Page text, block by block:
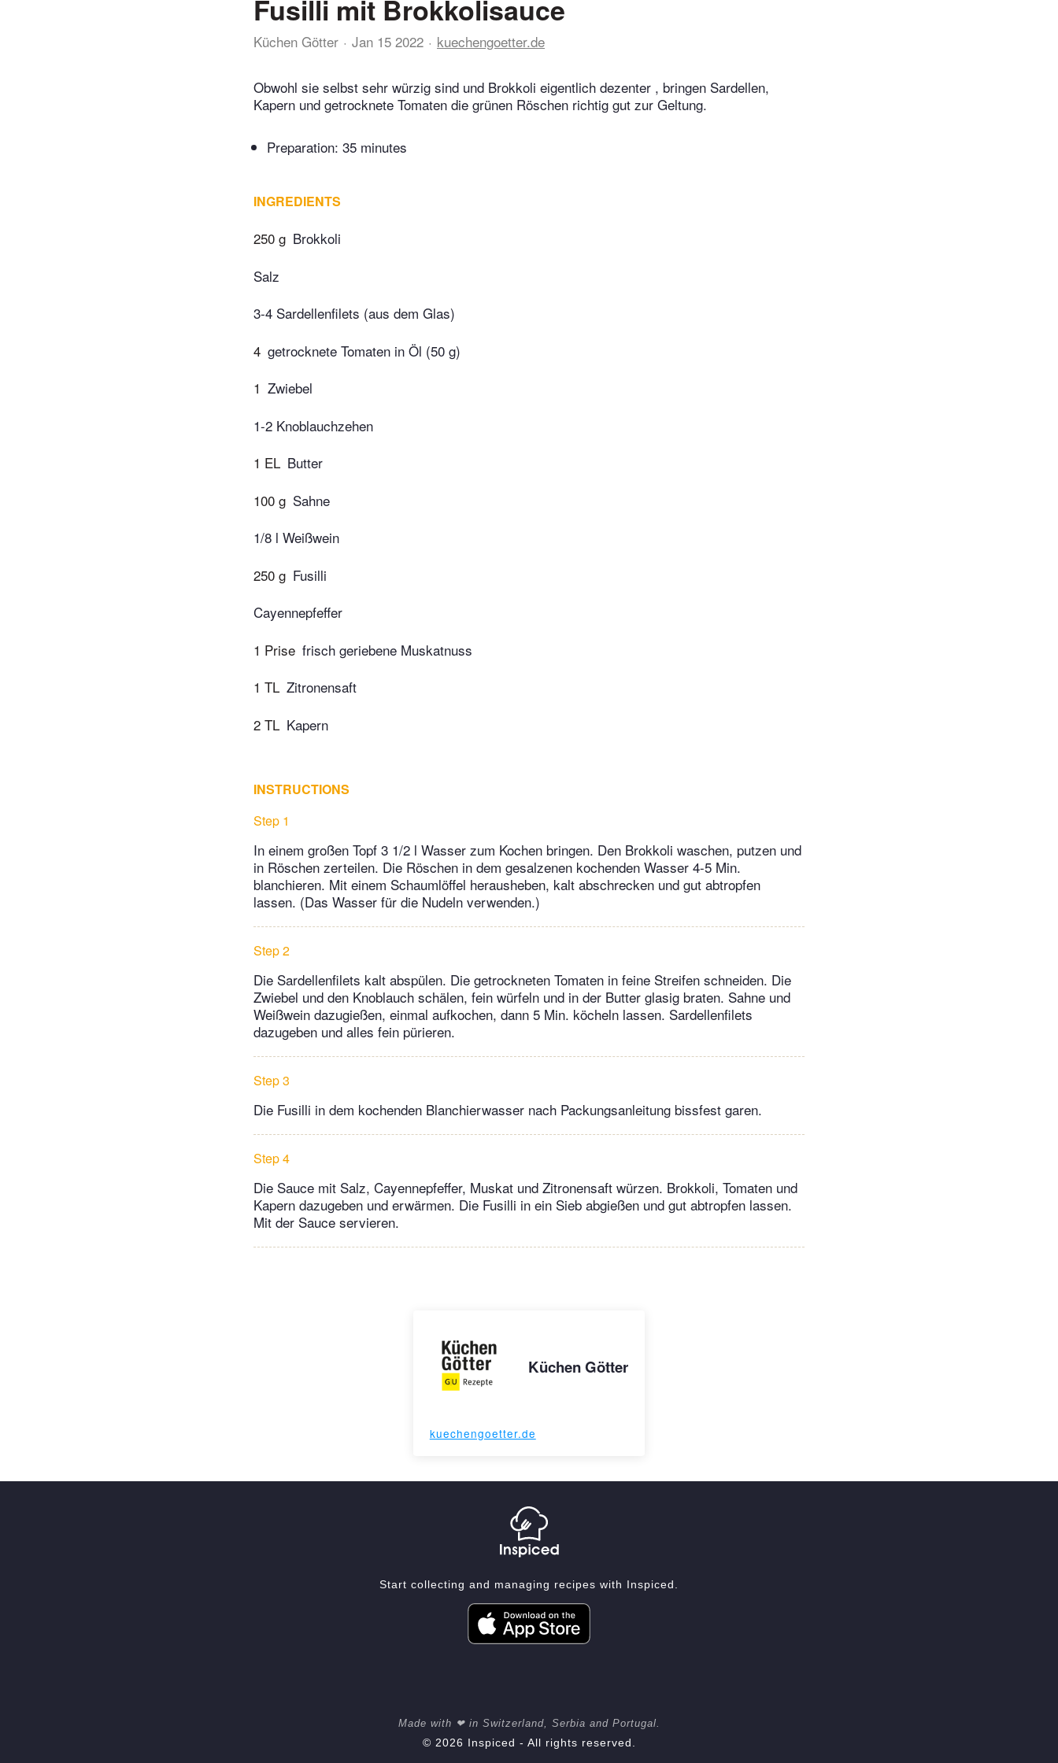
Fusilli mit Brokkolisauce
Küchen Götter Jan 15 2022 kuechengoetter.de
Obwohl sie selbst sehr würzig sind und Brokkoli eigentlich dezenter , bringen Sardellen,
Kapern und getrocknete Tomaten die grünen Röschen richtig gut zur Geltung.
Preparation: 35 minutes
INGREDIENTS
250 g Brokkoli
Salz
3-4 Sardellenfilets (aus dem Glas)
4 getrocknete Tomaten in Öl (50 g)
1 Zwiebel
1-2 Knoblauchzehen
1 EL Butter
100 g Sahne
1/8 l Weißwein
250 g Fusilli
Cayennepfeffer
1 Prise frisch geriebene Muskatnuss
1 TL Zitronensaft
2 TL Kapern
INSTRUCTIONS
Step 1
In einem großen Topf 3 1/2 l Wasser zum Kochen bringen. Den Brokkoli waschen, putzen und
in Röschen zerteilen. Die Röschen in dem gesalzenen kochenden Wasser 4-5 Min.
blanchieren. Mit einem Schaumlöffel herausheben, kalt abschrecken und gut abtropfen
lassen. (Das Wasser für die Nudeln verwenden.)
Step 2
Die Sardellenfilets kalt abspülen. Die getrockneten Tomaten in feine Streifen schneiden. Die
Zwiebel und den Knoblauch schälen, fein würfeln und in der Butter glasig braten. Sahne und
Weißwein dazugießen, einmal aufkochen, dann 5 Min. köcheln lassen. Sardellenfilets
dazugeben und alles fein pürieren.
Step 3
Die Fusilli in dem kochenden Blanchierwasser nach Packungsanleitung bissfest garen.
Step 4
Die Sauce mit Salz, Cayennepfeffer, Muskat und Zitronensaft würzen. Brokkoli, Tomaten und
Kapern dazugeben und erwärmen. Die Fusilli in ein Sieb abgießen und gut abtropfen lassen.
Mit der Sauce servieren.
Küchen Götter
kuechengoetter.de
Start collecting and managing recipes with Inspiced.
Made with ❤ in Switzerland, Serbia and Portugal.
© 2026 Inspiced - All rights reserved.